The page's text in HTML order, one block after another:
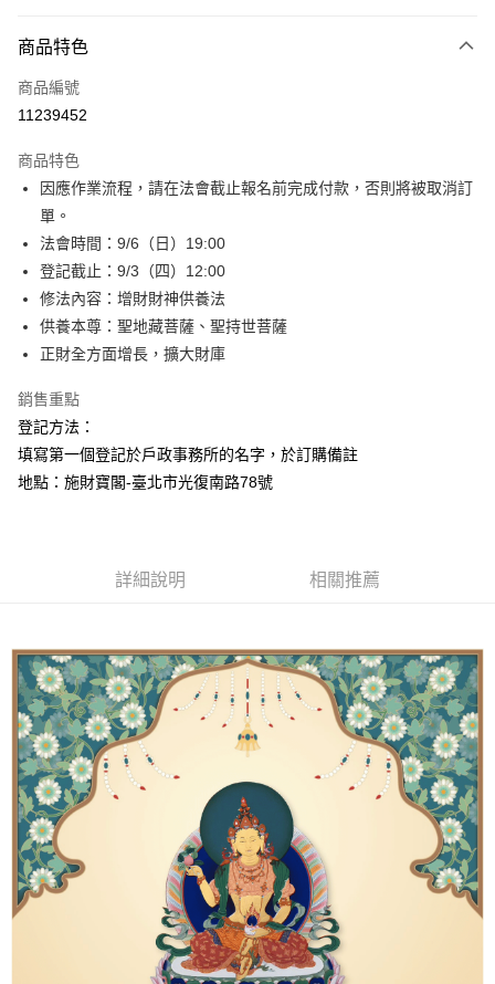
信用卡一次付款
LINE Pay
街口支付
悠遊付
Google Pay
全盈+PAY
AFTEE先享後付
【關於「AFTEE先享後付」】
AFTEE先享後付是「在收到商品之後才付款」的支付方式。 讓您購物簡單
便利好安心！
１．簡單：不需註冊會員、不需綁卡、不需儲值。
２．便利：只要手機號碼，簡訊認證，即可結帳。
結帳頁面，進行簡訊認證並確認金額後，即可完成結帳。
※ 請注意：結帳手續完成當下不需立刻繳費，但若您需要取消訂單，請聯絡
購買商品的店家。未經商家同意取消之訂單仍視為有效，需透過AFTEE先享
後付繳納相關費用。
※ 交易是否成功請以「AFTEE先享後付 」之結帳頁面顯示為準，若有關於
是否繳費成功／繳費後需取消欲退款等相關疑問，請聯繫「AFTEE先享後付
客戶支援中心」
https://netprotections.freshdesk.com/support/home
【注意事項】
１．透過由恩沛科技股份有限公司提供之「AFTEE先享後付」服務完成之交
易，需依本服務之必要範圍內提供個人資料，並將交易相關給付款項請求債
權轉讓予恩沛科技股份有限公司。
２．關於個人資料處理事宜，請瀏覽以下網址：
https://aftee.tw/terms/#terms3
３．未成年的使用者請事先徵得法定代理人或監護人之同意方可使用
「AFTEE先享後付」，若未經同意申辦者引起之損失，本公司不負相關責
４．使用「AFTEE先享後付」時，將依據個別帳號之用戶狀況，依本公司即
離島-法事項目
海外：法事項目 查看運費
商品特色
商品編號
11239452
商品特色
因應作業流程，請在法會截止報名前完成付款，否則將被取消訂
單。
法會時間：9/6（日）19:00
登記截止：9/3（四）12:00
修法內容：增財財神供養法
供養本尊：聖地藏菩薩、聖持世菩薩
正財全方面增長，擴大財庫
銷售重點
登記方法：
填寫第一個登記於戶政事務所的名字，於訂購備註
地點：施財寶閣-臺北市光復南路78號
詳細說明 相關推薦